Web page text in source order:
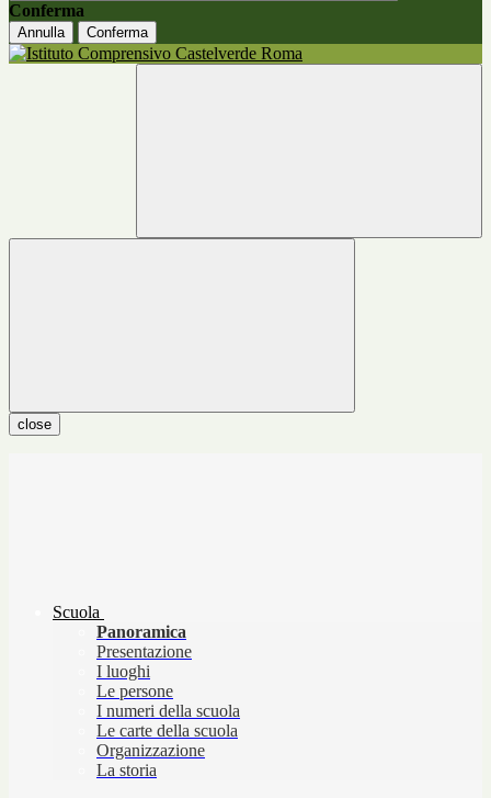
Conferma
Annulla Conferma
close
Scuola
Panoramica
Presentazione
I luoghi
Le persone
I numeri della scuola
Le carte della scuola
Organizzazione
La storia